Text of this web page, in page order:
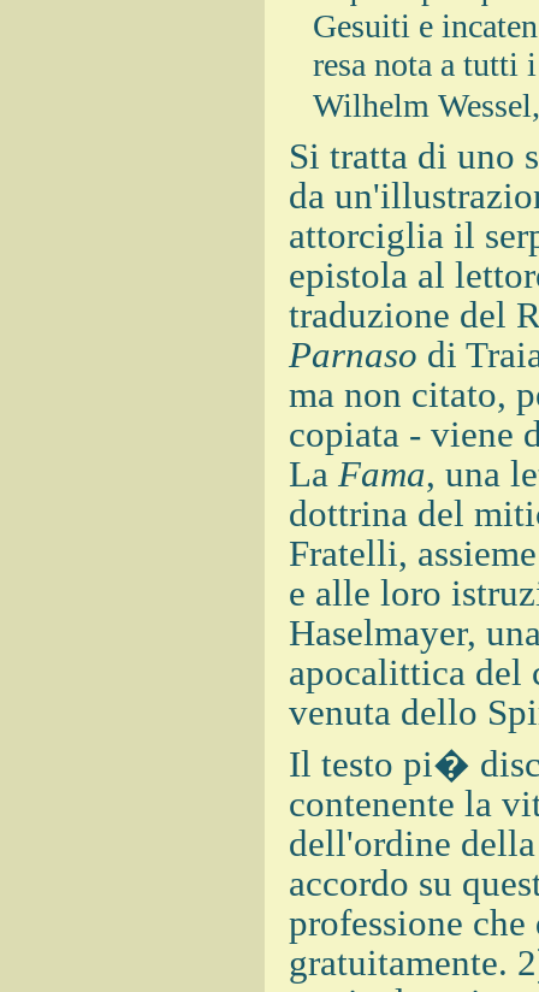
Gesuiti e
resa nota a tutti
Wilhelm
Si tratta di uno
da
attorciglia il
epistola al
traduzione del
Parnaso di
ma non citato,
copiata - viene
La Fama, una
dottrina del
Fratelli,
e alle loro
Haselmayer,
apocalittica del
venuta dello
Il testo pi�
contenente la
dell'ordine
accordo su
professione
gratuitamente.